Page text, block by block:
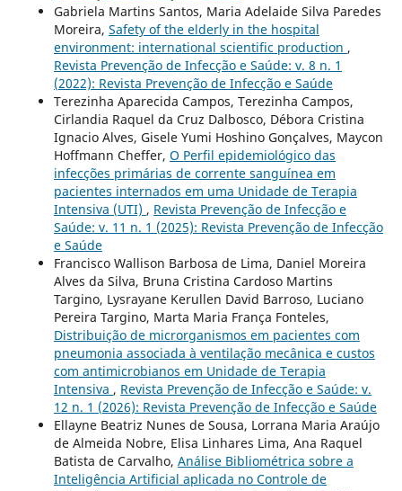
Gabriela Martins Santos, Maria Adelaide Silva Paredes
Moreira, Safety of the elderly in the hospital
environment: international scientific production ,
Revista Prevenção de Infecção e Saúde: v. 8 n. 1
(2022): Revista Prevenção de Infecção e Saúde
Terezinha Aparecida Campos, Terezinha Campos,
Cirlandia Raquel da Cruz Dalbosco, Débora Cristina
Ignacio Alves, Gisele Yumi Hoshino Gonçalves, Maycon
Hoffmann Cheffer, O Perfil epidemiológico das
infecções primárias de corrente sanguínea em
pacientes internados em uma Unidade de Terapia
Intensiva (UTI) , Revista Prevenção de Infecção e
Saúde: v. 11 n. 1 (2025): Revista Prevenção de Infecção
e Saúde
Francisco Wallison Barbosa de Lima, Daniel Moreira
Alves da Silva, Bruna Cristina Cardoso Martins
Targino, Lysrayane Kerullen David Barroso, Luciano
Pereira Targino, Marta Maria França Fonteles,
Distribuição de microrganismos em pacientes com
pneumonia associada à ventilação mecânica e custos
com antimicrobianos em Unidade de Terapia
Intensiva , Revista Prevenção de Infecção e Saúde: v.
12 n. 1 (2026): Revista Prevenção de Infecção e Saúde
Ellayne Beatriz Nunes de Sousa, Lorrana Maria Araújo
de Almeida Nobre, Elisa Linhares Lima, Ana Raquel
Batista de Carvalho, Análise Bibliométrica sobre a
Inteligência Artificial aplicada no Controle de